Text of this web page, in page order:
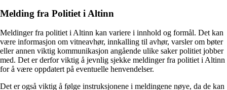
Melding fra Politiet i Altinn
Meldinger fra politiet i Altinn kan variere i innhold og formål. Det kan
være informasjon om vitneavhør, innkalling til avhør, varsler om bøter
eller annen viktig kommunikasjon angående ulike saker politiet jobber
med. Det er derfor viktig å jevnlig sjekke meldinger fra politiet i Altinn
for å være oppdatert på eventuelle henvendelser.
Det er også viktig å følge instruksjonene i meldingene nøye, da de kan